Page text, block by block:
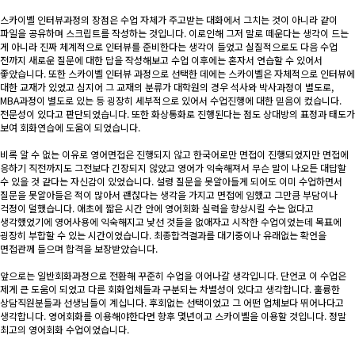
스카이벨 인터뷰과정의 장점은 수업 자체가 주고받는 대화에서 그치는 것이 아니라 같이
파일을 공유하며 스크립트를 작성하는 것입니다. 이로인해 그저 말로 떼운다는 생각이 드는
게 아니라 진짜 체계적으로 인터뷰를 준비한다는 생각이 들었고 실질적으로도 다음 수업
전까지 새로운 질문에 대한 답을 작성해보고 수업 이후에는 혼자서 연습할 수 있어서
좋았습니다. 또한 스카이벨 인터뷰 과정으로 선택한 데에는 스카이벨은 자체적으로 인터뷰에
대한 교재가 있었고 심지어 그 교재의 분류가 대학원의 경우 석사와 박사과정이 별도로,
MBA과정이 별도로 있는 등 굉장히 세부적으로 있어서 수업진행에 대한 믿음이 컸습니다.
전문성이 있다고 판단되었습니다. 또한 화상통화로 진행된다는 점도 상대방의 표정과 태도가
보여 회화연습에 도움이 되었습니다.
비록 알 수 없는 이유로 영어면접은 진행되지 않고 한국어로만 면접이 진행되었지만 면접에
응하기 직전까지도 그전보다 긴장되지 않았고 영어가 익숙해져서 무슨 말이 나오든 대답할
수 있을 것 같다는 자신감이 있었습니다. 설령 질문을 못알아들게 되어도 이미 수업하면서
질문을 못알아들은 적이 많아서 괜찮다는 생각을 가지고 면접에 임했고 그만큼 부담이나
걱정이 덜했습니다. 애초에 짧은 시간 안에 영어회화 실력을 향상시킬 수는 없다고
생각했었기에 영어사용에 익숙해지고 낯선 것들을 없애자고 시작한 수업이었는데 목표에
굉장히 부합할 수 있는 시간이었습니다. 최종합격결과를 대기중이나 유래없는 확언을
면접관께 들으며 합격을 보장받았습니다.
앞으로는 일반회화과정으로 전환해 꾸준히 수업을 이어나갈 생각입니다. 단언코 이 수업은
제게 큰 도움이 되었고 다른 회화업체들과 구분되는 차별성이 있다고 생각합니다. 훌륭한
상담직원분들과 선생님들이 계십니다. 후회없는 선택이었고 그 어떤 업체보다 뛰어나다고
생각합니다. 영어회화를 이용해야한다면 향후 몇년이고 스카이벨을 이용할 것입니다. 정말
최고의 영어회화 수업이었습니다.